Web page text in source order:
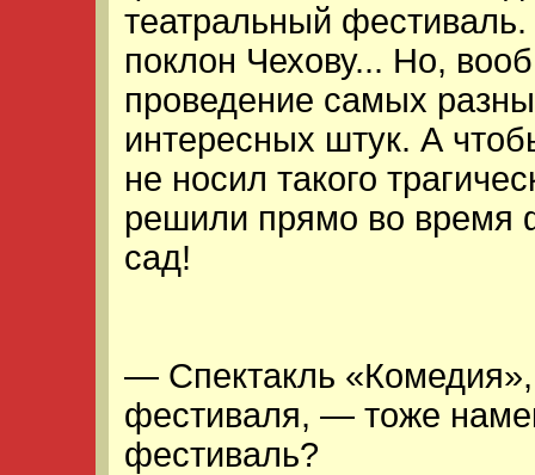
театральный
поклон Чехову... Но,
проведение самых
интересных штук. А
не носил такого
решили прямо во время
сад!
— Спектакль
фестиваля, — тоже
фестиваль?